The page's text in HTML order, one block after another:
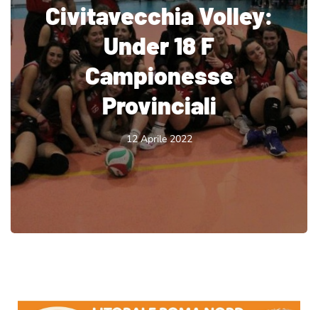
Civitavecchia Volley:
Under 18 F
Campionesse
Provinciali
12 Aprile 2022